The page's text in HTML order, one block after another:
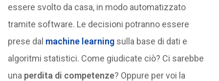
essere svolto da casa, in modo automatizzato
tramite software. Le decisioni potranno essere
prese dal machine learningsulla base di dati e
algoritmi statistici. Come giudicate ciò? Ci sarebbe
una perdita di competenze? Oppure per voi la